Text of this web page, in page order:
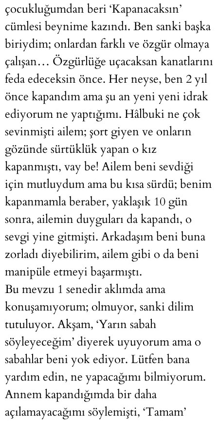
çocukluğumdan beri ‘Kapanacaksın’
cümlesi beynime kazındı. Ben sanki başka
biriydim; onlardan farklı ve özgür olmaya
çalışan… Özgürlüğe uçacaksan kanatlarını
feda edeceksin önce. Her neyse, ben 2 yıl
önce kapandım ama şu an yeni yeni idrak
ediyorum ne yaptığımı. Hâlbuki ne çok
sevinmişti ailem; şort giyen ve onların
gözünde sürtüklük yapan o kız
kapanmıştı, vay be! Ailem beni sevdiği
için mutluydum ama bu kısa sürdü; benim
kapanmamla beraber, yaklaşık 10 gün
sonra, ailemin duyguları da kapandı, o
sevgi yine gitmişti. Arkadaşım beni buna
zorladı diyebilirim, ailem gibi o da beni
manipüle etmeyi başarmıştı.
Bu mevzu 1 senedir aklımda ama
konuşamıyorum; olmuyor, sanki dilim
tutuluyor. Akşam, ‘Yarın sabah
söyleyeceğim’ diyerek uyuyorum ama o
sabahlar beni yok ediyor. Lütfen bana
yardım edin, ne yapacağımı bilmiyorum.
Annem kapandığımda bir daha
açılamayacağımı söylemişti, ‘Tamam’